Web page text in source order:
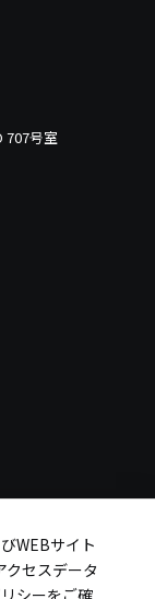
707号室
WEBサイト
セスデータ
シーをご確